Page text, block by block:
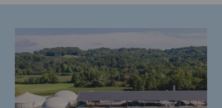
Infrastructures historiques
Biométhane
Biométhane
Biométhane : Enjeux et opportunités